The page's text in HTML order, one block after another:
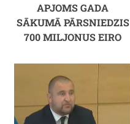
APJOMS GADA
SĀKUMĀ PĀRSNIEDZIS
700 MILJONUS EIRO